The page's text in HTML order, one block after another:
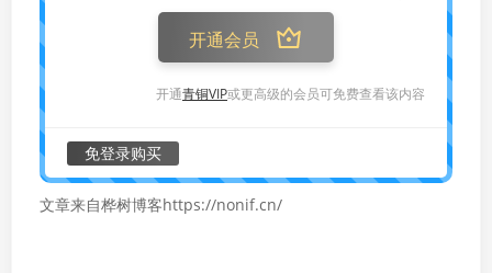
开通会员
开通青铜VIP或更高级的会员可免费查看该内容
免登录购买
文章来自桦树博客https://nonif.cn/